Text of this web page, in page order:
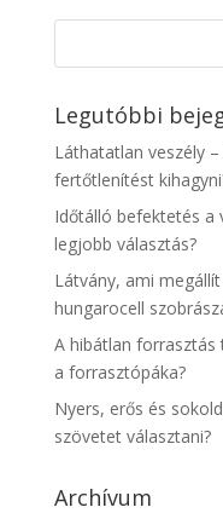
Legutóbbi
Láthatatlan veszély
fertőtlenítést
Időtálló befektetés a
legjobb választás?
Látvány, ami
hungarocell
A hibátlan
a forrasztópáka?
Nyers, erős és
szövetet választani?
Archívum